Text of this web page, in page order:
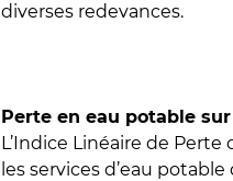
diverses redevances.
Perte en eau potable
L’Indice Linéaire de
les services d’eau